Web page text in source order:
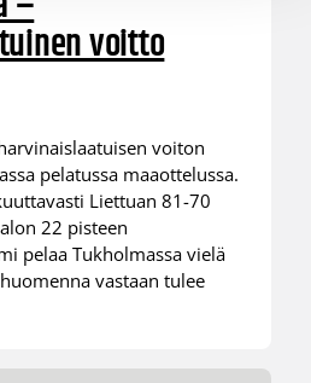
voitto
voiton
pelatussa maaottelussa.
Liettuan 81-70
22 pisteen
pelaa Tukholmassa vielä
vastaan tulee